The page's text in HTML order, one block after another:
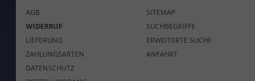
AGB
WIDERRUF
LIEFERUNG
ZAHLUNGSARTEN
DATENSCHUTZ
SITEMAP
SUCHBEGRIFFE
ERWEITERTE SUCHE
ANFAHRT